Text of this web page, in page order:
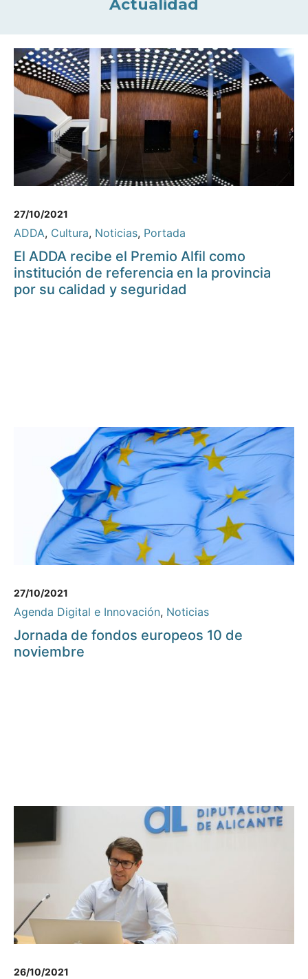
Actualidad
27/10/2021
ADDA, Cultura, Noticias, Portada
El ADDA recibe el Premio Alfil como
institución de referencia en la provincia
por su calidad y seguridad
27/10/2021
Agenda Digital e Innovación, Noticias
Jornada de fondos europeos 10 de
noviembre
26/10/2021